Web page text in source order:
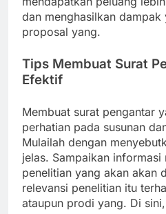
dan menghasilkan
proposal yang.
Tips Membuat Surat
Efektif
Membuat surat pengantar
perhatian pada susunan
Mulailah dengan
jelas. Sampaikan informasi
penelitian yang akan akan
relevansi penelitian itu
ataupun prodi yang. Di